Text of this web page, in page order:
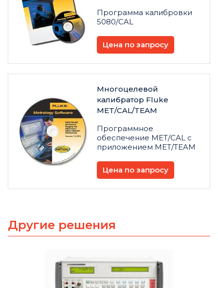
Программа калибровки
5080/CAL
Цена по запросу
Многоцелевой
калибратор Fluke
MET/CAL/TEAM
Программное
обеспечение MET/CAL с
приложением MET/TEAM
Цена по запросу
Другие решения